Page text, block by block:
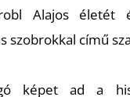
Alajos életét
szobrokkal című
képet ad a